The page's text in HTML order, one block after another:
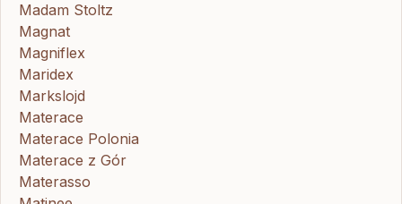
Madam Stoltz
Magnat
Magniflex
Maridex
Markslojd
Materace
Materace Polonia
Materace z Gór
Materasso